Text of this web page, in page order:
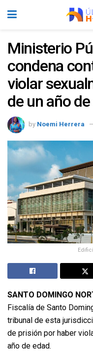
Ministerio
condena
violar
de un año
by Noemi Herrera
SANTO DOMINGO
Fiscalía de Santo
tribunal de esta
de prisión por haber
año de edad.